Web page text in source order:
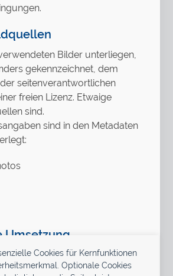
Cookies für Kernfunktionen
Optionale Cookies
Bilder unterliegen,
gekennzeichnet, dem
seitenverantwortlichen
freien Lizenz. Etwaige
sind.
sind in den Metadaten
Umsetzung
/ Konstantin